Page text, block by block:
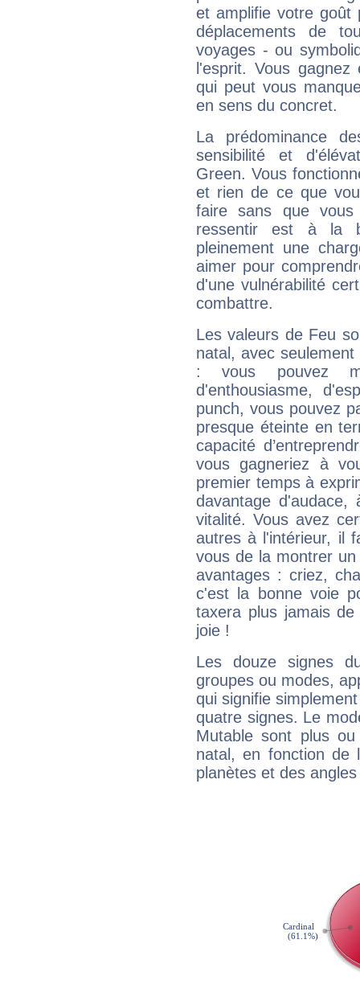
et amplifie votre goût
déplacements de
voyages - ou
l'esprit. Vous
qui peut vous
en sens du concret.
La prédominance
sensibilité et
Green. Vous
et rien de ce que
faire sans que
ressentir est à la
pleinement une
aimer pour
d'une vulnérabilité
combattre.
Les valeurs de Feu
natal, avec
: vous pouvez
d'enthousiasme,
punch, vous pouvez
presque éteinte en
capacité
vous gagneriez à
premier temps à
davantage
vitalité. Vous avez
autres à l'intérieur, il
vous de la montrer
avantages : criez,
c'est la bonne voie
taxera plus jamais
joie !
Les douze signes
groupes ou modes,
qui signifie
quatre signes. Le
Mutable sont plus
natal, en fonction de
planètes et des